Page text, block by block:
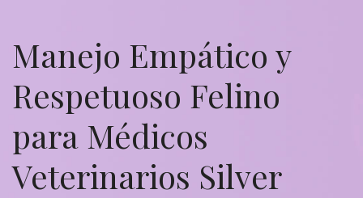
Manejo Empático y
Respetuoso Felino
para Médicos
Veterinarios Silver